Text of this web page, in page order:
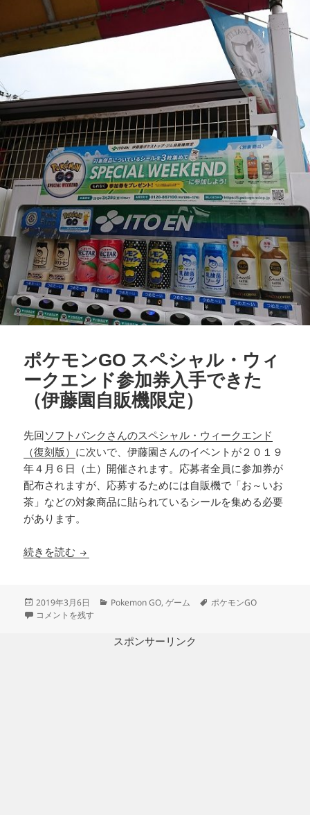
ポケモンGO スペシャル・ウィ
ークエンド参加券入手できた
（伊藤園自販機限定）
先回 ソフトバンクさんのスペシャル・ウィークエンド
（復刻版） に次いで、伊藤園さんのイベントが２０１９
年４月６日（土）開催されます。応募者全員に参加券が
配布されますが、応募するためには自販機で「お～いお
茶」などの対象商品に貼られているシールを集める必要
があります。
続きを読む ポケモンGO スペシャル・ウィークエンド参加
投
稿
2019年3月6日
カ
リ
Pokemon GO,ゲーム
タ
ポケモンGO
ポケモンGO スペシャル・ウィークエンド参加券入手できた（伊藤園自
コメントを残す
スポンサーリンク